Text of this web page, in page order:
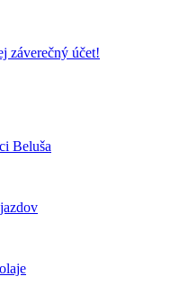
záverečný účet!
Beluša